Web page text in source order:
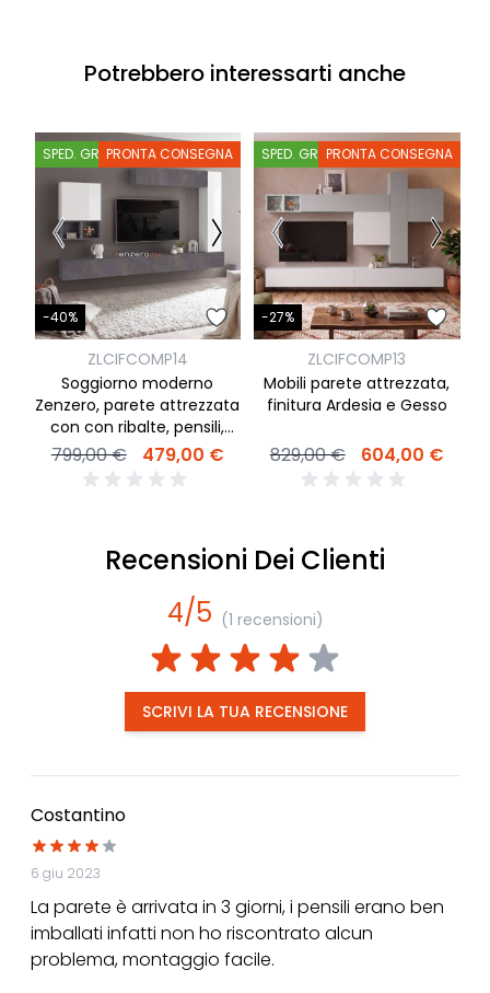
Potrebbero interessarti anche
SPED. GRATISPRONTA CONSEGNA
-40%
ZLCIFCOMP14
Soggiorno moderno
Zenzero, parete attrezzata
con con ribalte, pensili,
cubi e vani a giorno
799,00 € 479,00 €
SPED. GRATISPRONTA CONSEGNA
-27%
ZLCIFCOMP13
Mobili parete attrezzata,
finitura Ardesia e Gesso
829,00 € 604,00 €
Recensioni Dei Clienti
4/5 (1 recensioni)
SCRIVI LA TUA RECENSIONE
Costantino
6 giu 2023
La parete è arrivata in 3 giorni, i pensili erano ben
imballati infatti non ho riscontrato alcun
problema, montaggio facile.